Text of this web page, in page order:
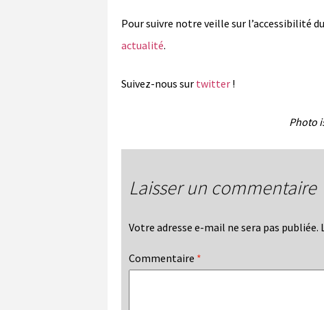
Pour suivre notre veille sur l’accessibilité
actualité.
Suivez-nous sur twitter !
Photo
Laisser un commentaire
Votre adresse e-mail ne sera pas publiée.
Commentaire *